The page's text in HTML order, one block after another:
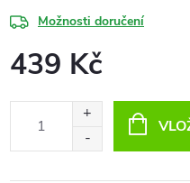
Možnosti doručení
439 Kč